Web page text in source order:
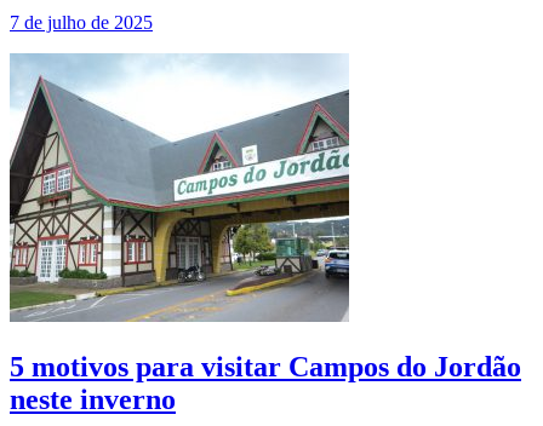
7 de julho de 2025
5 motivos para visitar Campos do Jordão
neste inverno